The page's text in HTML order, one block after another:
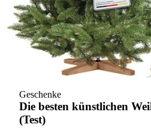
Geschenke
Die besten künstlichen
(Test)